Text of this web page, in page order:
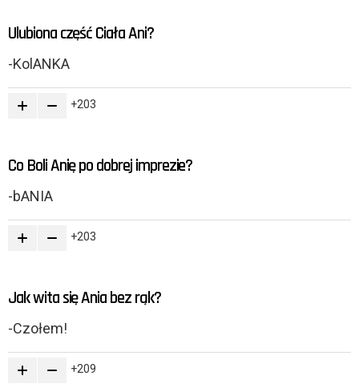
OSTATNIE
TREŚCI
Ulubiona część Ciała Ani?
-KolANKA
203
Co Boli Anię po dobrej imprezie?
-bANIA
203
Jak wita się Ania bez rąk?
-Czołem!
209